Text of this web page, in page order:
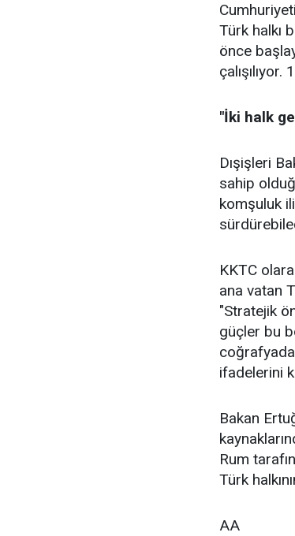
Türk halkı
önce
"İki halk
Dışişleri
sahip
komşuluk
KKTC
ana vatan
"Stratejik
güçler bu
ifadelerini
Bakan
Rum
Türk
AA